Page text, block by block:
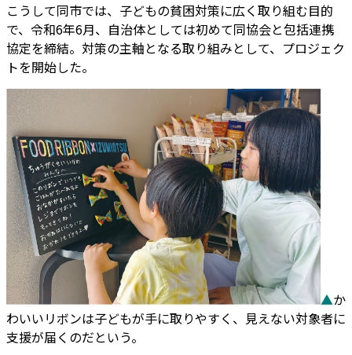
こうして同市では、子どもの貧困対策に広く取り組む目的
で、令和6年6月、自治体としては初めて同協会と包括連携
協定を締結。対策の主軸となる取り組みとして、プロジェク
トを開始した。
▲か
わいいリボンは子どもが手に取りやすく、見えない対象者に
支援が届くのだという。